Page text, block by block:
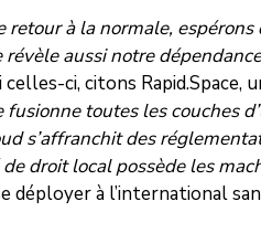
à la normale,
révèle aussi notre
celles-ci, citons
fusionne toutes les couches
s’affranchit des
droit local possède les
déployer à l’international